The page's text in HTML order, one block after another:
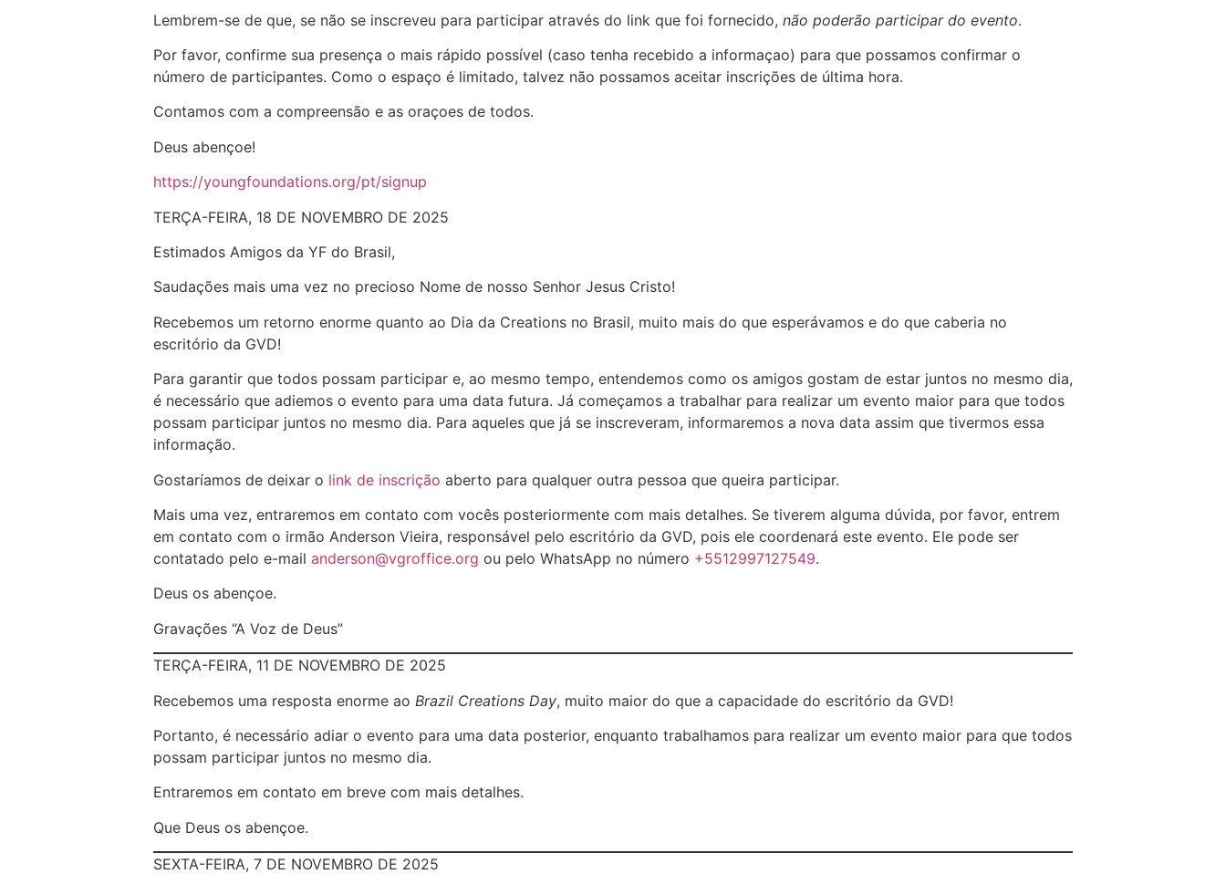
Lembrem-se de que, se não se inscreveu para participar através do link que foi fornecido, não poderão participar do evento.
Por favor, confirme sua presença o mais rápido possível (caso tenha recebido a informaçao) para que possamos confirmar o
número de participantes. Como o espaço é limitado, talvez não possamos aceitar inscrições de última hora.
Contamos com a compreensão e as oraçoes de todos.
Deus abençoe!
https://youngfoundations.org/pt/signup
TERÇA-FEIRA, 18 DE NOVEMBRO DE 2025
Estimados Amigos da YF do Brasil,
Saudações mais uma vez no precioso Nome de nosso Senhor Jesus Cristo!
Recebemos um retorno enorme quanto ao Dia da Creations no Brasil, muito mais do que esperávamos e do que caberia no
escritório da GVD!
Para garantir que todos possam participar e, ao mesmo tempo, entendemos como os amigos gostam de estar juntos no mesmo dia,
é necessário que adiemos o evento para uma data futura. Já começamos a trabalhar para realizar um evento maior para que todos
possam participar juntos no mesmo dia. Para aqueles que já se inscreveram, informaremos a nova data assim que tivermos essa
informação.
Gostaríamos de deixar o link de inscrição aberto para qualquer outra pessoa que queira participar.
Mais uma vez, entraremos em contato com vocês posteriormente com mais detalhes. Se tiverem alguma dúvida, por favor, entrem
em contato com o irmão Anderson Vieira, responsável pelo escritório da GVD, pois ele coordenará este evento. Ele pode ser
contatado pelo e-mail anderson@vgroffice.org ou pelo WhatsApp no número +5512997127549.
Deus os abençoe.
Gravações “A Voz de Deus”
TERÇA-FEIRA, 11 DE NOVEMBRO DE 2025
Recebemos uma resposta enorme ao Brazil Creations Day, muito maior do que a capacidade do escritório da GVD!
Portanto, é necessário adiar o evento para uma data posterior, enquanto trabalhamos para realizar um evento maior para que todos
possam participar juntos no mesmo dia.
Entraremos em contato em breve com mais detalhes.
Que Deus os abençoe.
SEXTA-FEIRA, 7 DE NOVEMBRO DE 2025